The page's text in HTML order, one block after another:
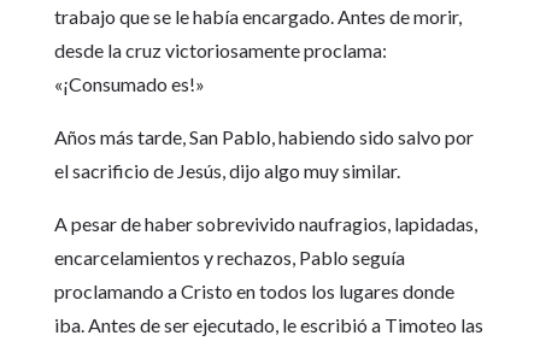
trabajo que se le había encargado. Antes de morir,
desde la cruz victoriosamente proclama:
«¡Consumado es!»
Años más tarde, San Pablo, habiendo sido salvo por
el sacrificio de Jesús, dijo algo muy similar.
A pesar de haber sobrevivido naufragios, lapidadas,
encarcelamientos y rechazos, Pablo seguía
proclamando a Cristo en todos los lugares donde
iba. Antes de ser ejecutado, le escribió a Timoteo las